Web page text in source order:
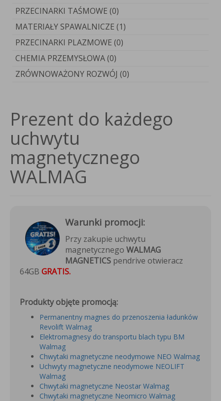
PRZECINARKI TAŚMOWE (0)
MATERIAŁY SPAWALNICZE (1)
PRZECINARKI PLAZMOWE (0)
CHEMIA PRZEMYSŁOWA (0)
ZRÓWNOWAŻONY ROZWÓJ (0)
Prezent do każdego
uchwytu
magnetycznego
WALMAG
Warunki promocji:
Przy zakupie uchwytu
magnetycznego WALMAG
MAGNETICS pendrive otwieracz
64GB GRATIS.
Produkty objęte promocją:
Permanentny magnes do przenoszenia ładunków
Revolift Walmag
Elektromagnesy do transportu blach typu BM
Walmag
Chwytaki magnetyczne neodymowe NEO Walmag
Uchwyty magnetyczne neodymowe NEOLIFT
Walmag
Chwytaki magnetyczne Neostar Walmag
Chwytaki magnetyczne Neomicro Walmag